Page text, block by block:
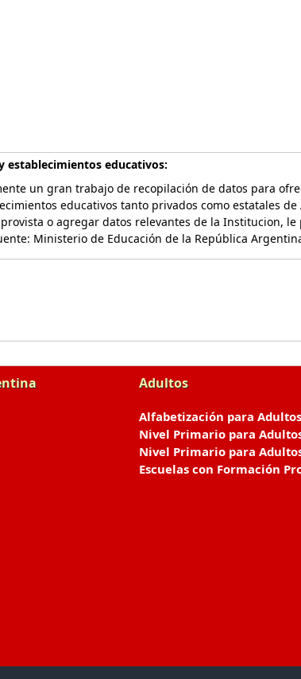
educativos:
un gran trabajo de recopilación de datos para
educativos tanto privados como estatales de
o agregar datos relevantes de la Institucion, le
Ministerio de Educación de la República
Adultos
Alfabetización para Adultos
Nivel Primario para
Nivel Primario para
Escuelas con Formación